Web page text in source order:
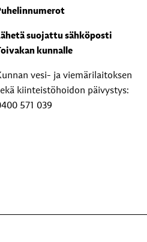
suojattu sähköposti
kunnalle
vesi- ja viemärilaitoksen
kiinteistöhoidon päivystys:
571 039